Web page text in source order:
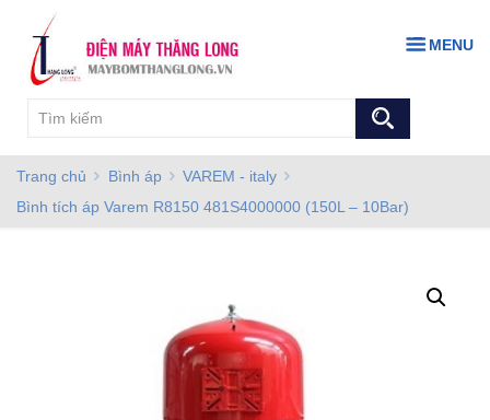
MENU
Trang chủ Bình áp
VAREM - italy
Bình tích áp Varem R8150 481S4000000 (150L – 10Bar)